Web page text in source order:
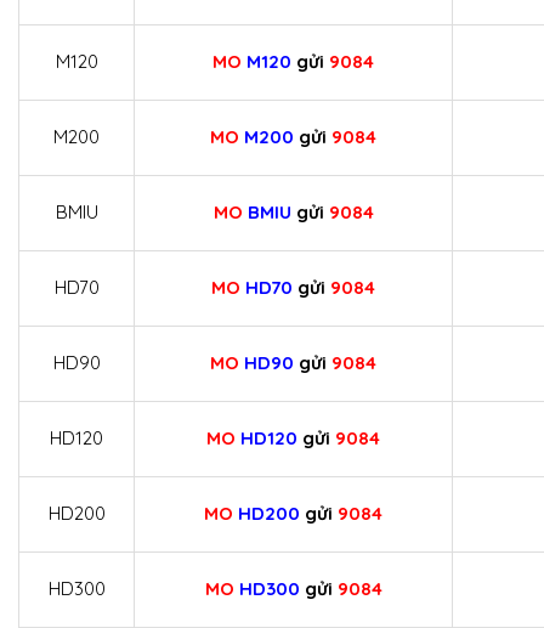
M120 MO M120 gửi 9084
M200 MO M200 gửi 9084
BMIU MO BMIU gửi 9084
HD70 MO HD70 gửi 9084
HD90 MO HD90 gửi 9084
HD120 MO HD120 gửi 9084
HD200 MO HD200 gửi 9084
HD300 MO HD300 gửi 9084